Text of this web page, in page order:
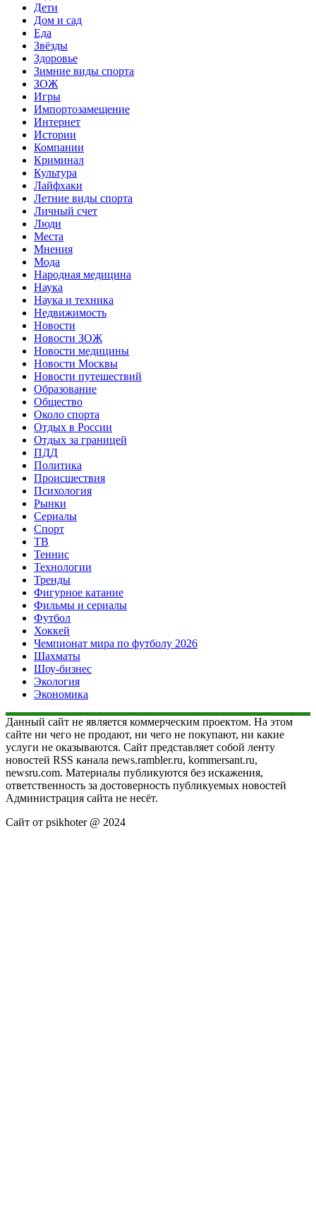
Дети
Дом и сад
Еда
Звёзды
Здоровье
Зимние виды спорта
ЗОЖ
Игры
Импортозамещение
Интернет
Истории
Компании
Криминал
Культура
Лайфхаки
Летние виды спорта
Личный счет
Люди
Места
Мнения
Мода
Народная медицина
Наука
Наука и техника
Недвижимость
Новости
Новости ЗОЖ
Новости медицины
Новости Москвы
Новости путешествий
Образование
Общество
Около спорта
Отдых в России
Отдых за границей
ПДД
Политика
Происшествия
Психология
Рынки
Сериалы
Спорт
ТВ
Теннис
Технологии
Тренды
Фигурное катание
Фильмы и сериалы
Футбол
Хоккей
Чемпионат мира по футболу 2026
Шахматы
Шоу-бизнес
Экология
Экономика
Данный сайт не является коммерческим проектом. На этом
сайте ни чего не продают, ни чего не покупают, ни какие
услуги не оказываются. Сайт представляет собой ленту
новостей RSS канала news.rambler.ru, kommersant.ru,
newsru.com. Материалы публикуются без искажения,
ответственность за достоверность публикуемых новостей
Администрация сайта не несёт.
Сайт от psikhoter @ 2024